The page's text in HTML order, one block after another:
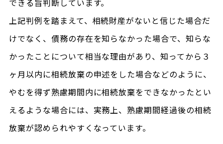
上記判例を踏まえて、相続財産がないと信じた場合だ
けでなく、債務の存在を知らなかった場合で、知らな
かったことについて相当な理由があり、知ってから３
ヶ月以内に相続放棄の申述をした場合などのように、
やむを得ず熟慮期間内に相続放棄をできなかったとい
えるような場合には、実務上、熟慮期間経過後の相続
放棄が認められやすくなっています。